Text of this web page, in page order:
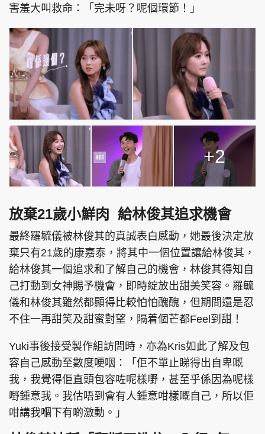
害羞大叫救命：「完未呀？呢個環節！」
+2
放棄21歲小鮮肉 給林俊其追求機會
最終羅毓儀被林俊其的真誠表白感動，她最後決定放
棄只有21歲的康嘉泰，將其中一個位置讓給林俊其，
給林俊其一個追求和了解自己的機會，林俊其得知自
己打動到女神賜予機會，即時綻放出甜美笑容。羅毓
儀和林俊其雖然都顯得比較怕怕醜醜，但期間還是忍
不住一再甜笑及甜蜜對望，隔着個芒都Feel到甜！
Yuki事後接受製作組訪問時，亦為Kris如此了解及包
容自己感動至數度哽咽：「佢不單止睇得出自卑嘅
我，我覺得佢直頭包容咗呢樣嘢，甚至乎係因為呢樣
嘢鍾意我。我估唔到會有人鍾意咁樣嘅自己，所以佢
咁講我嗰下有啲激動。」